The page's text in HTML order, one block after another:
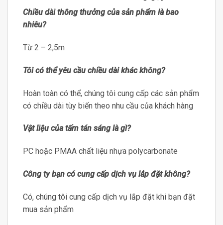
Chiều dài thông thưởng của sản phẩm là bao
nhiêu?
Từ 2 – 2,5m
Tôi có thể yêu cầu chiều dài khác không?
Hoàn toàn có thể, chúng tôi cung cấp các sản phẩm
có chiều dài tùy biến theo nhu cầu của khách hàng
Vật liệu của tấm tán sáng là gì?
PC hoặc PMAA chất liệu nhựa polycarbonate
Công ty bạn có cung cấp dịch vụ lắp đặt không?
Có, chúng tôi cung cấp dịch vụ lắp đặt khi bạn đặt
mua sản phẩm